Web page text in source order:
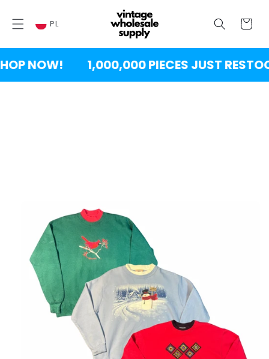
TREŚCI
Wózek
PL
NOW! 1,000,000 PIECES JUST